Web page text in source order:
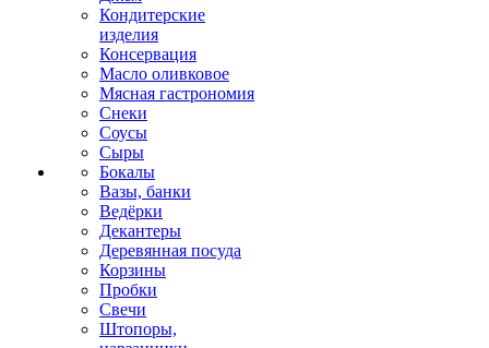
Кондитерские
изделия
Консервация
Масло оливковое
Мясная гастрономия
Снеки
Соусы
Сыры
Бокалы
Вазы, банки
Ведёрки
Декантеры
Деревянная посуда
Корзины
Пробки
Свечи
Штопоры,